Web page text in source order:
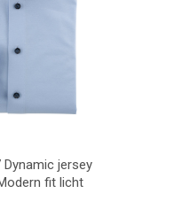
jersey
fit licht